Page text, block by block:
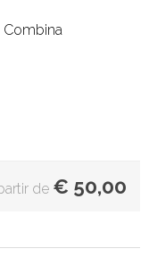
Combina
de € 50,00